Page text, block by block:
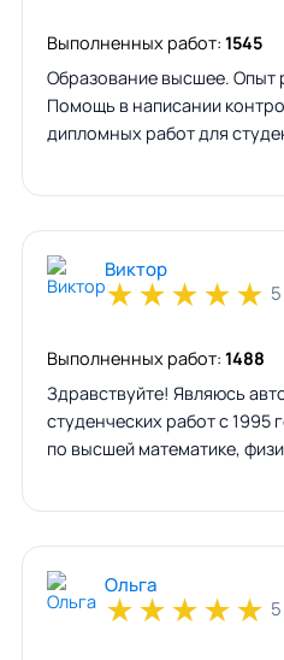
Выполненных работ: 1545
Образование высшее. Опыт
Помощь в написании
дипломных работ для
Виктор
★★★★★ 5
Выполненных работ: 1488
Здравствуйте! Являюсь
студенческих работ с
по высшей математике,
Ольга
★★★★★ 5